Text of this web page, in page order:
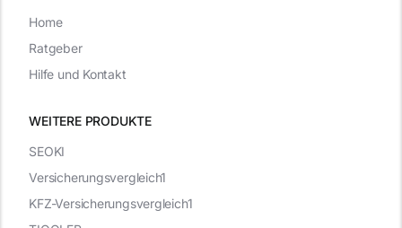
WEITERE PRODUKTE
SEOKI
Versicherungsvergleich1
KFZ-Versicherungsvergleich1
Home
Ratgeber
Hilfe und Kontakt